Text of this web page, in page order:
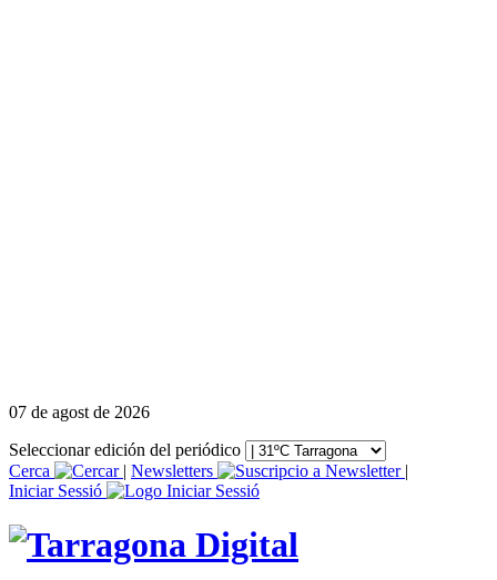
07 de agost de 2026
Seleccionar edición del periódico
Cerca
| Newsletters
|
Iniciar Sessió